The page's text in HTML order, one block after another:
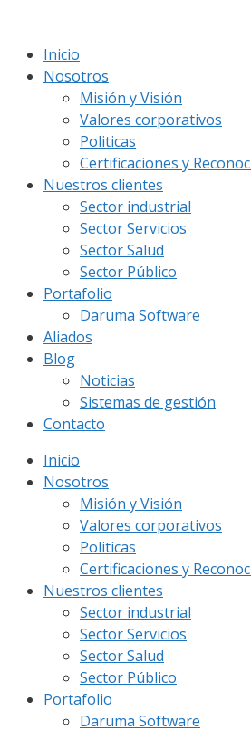
contenido
Inicio
Nosotros
Misión y Visión
Valores corporativos
Politicas
Certificaciones y
Nuestros clientes
Sector industrial
Sector Servicios
Sector Salud
Sector Público
Portafolio
Daruma Software
Aliados
Blog
Noticias
Sistemas de gestión
Contacto
Inicio
Nosotros
Misión y Visión
Valores corporativos
Politicas
Certificaciones y
Nuestros clientes
Sector industrial
Sector Servicios
Sector Salud
Sector Público
Portafolio
Daruma Software